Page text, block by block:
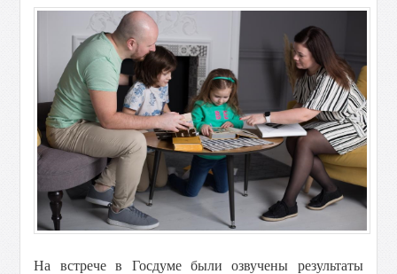
На встрече в Госдуме были озвучены результаты